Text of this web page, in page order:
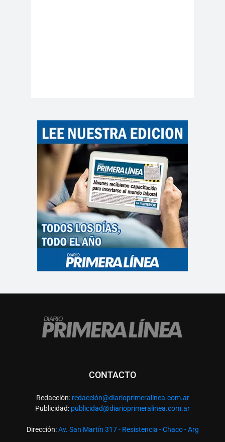
CONTACTO
Redacción: redacción@diarioprimeralinea.com.ar
Publicidad: publicidad@diarioprimeralinea.com.ar
Dirección:Av. San Martín 317 - Resistencia - Chaco - Arg